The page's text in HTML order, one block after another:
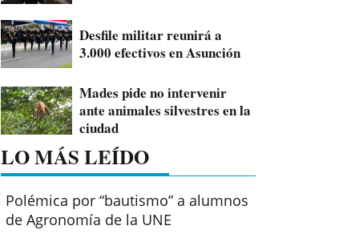
Desfile militar reunirá a
3.000 efectivos en Asunción
Mades pide no intervenir
ante animales silvestres en la
ciudad
LO MÁS LEÍDO
Polémica por “bautismo” a alumnos
de Agronomía de la UNE